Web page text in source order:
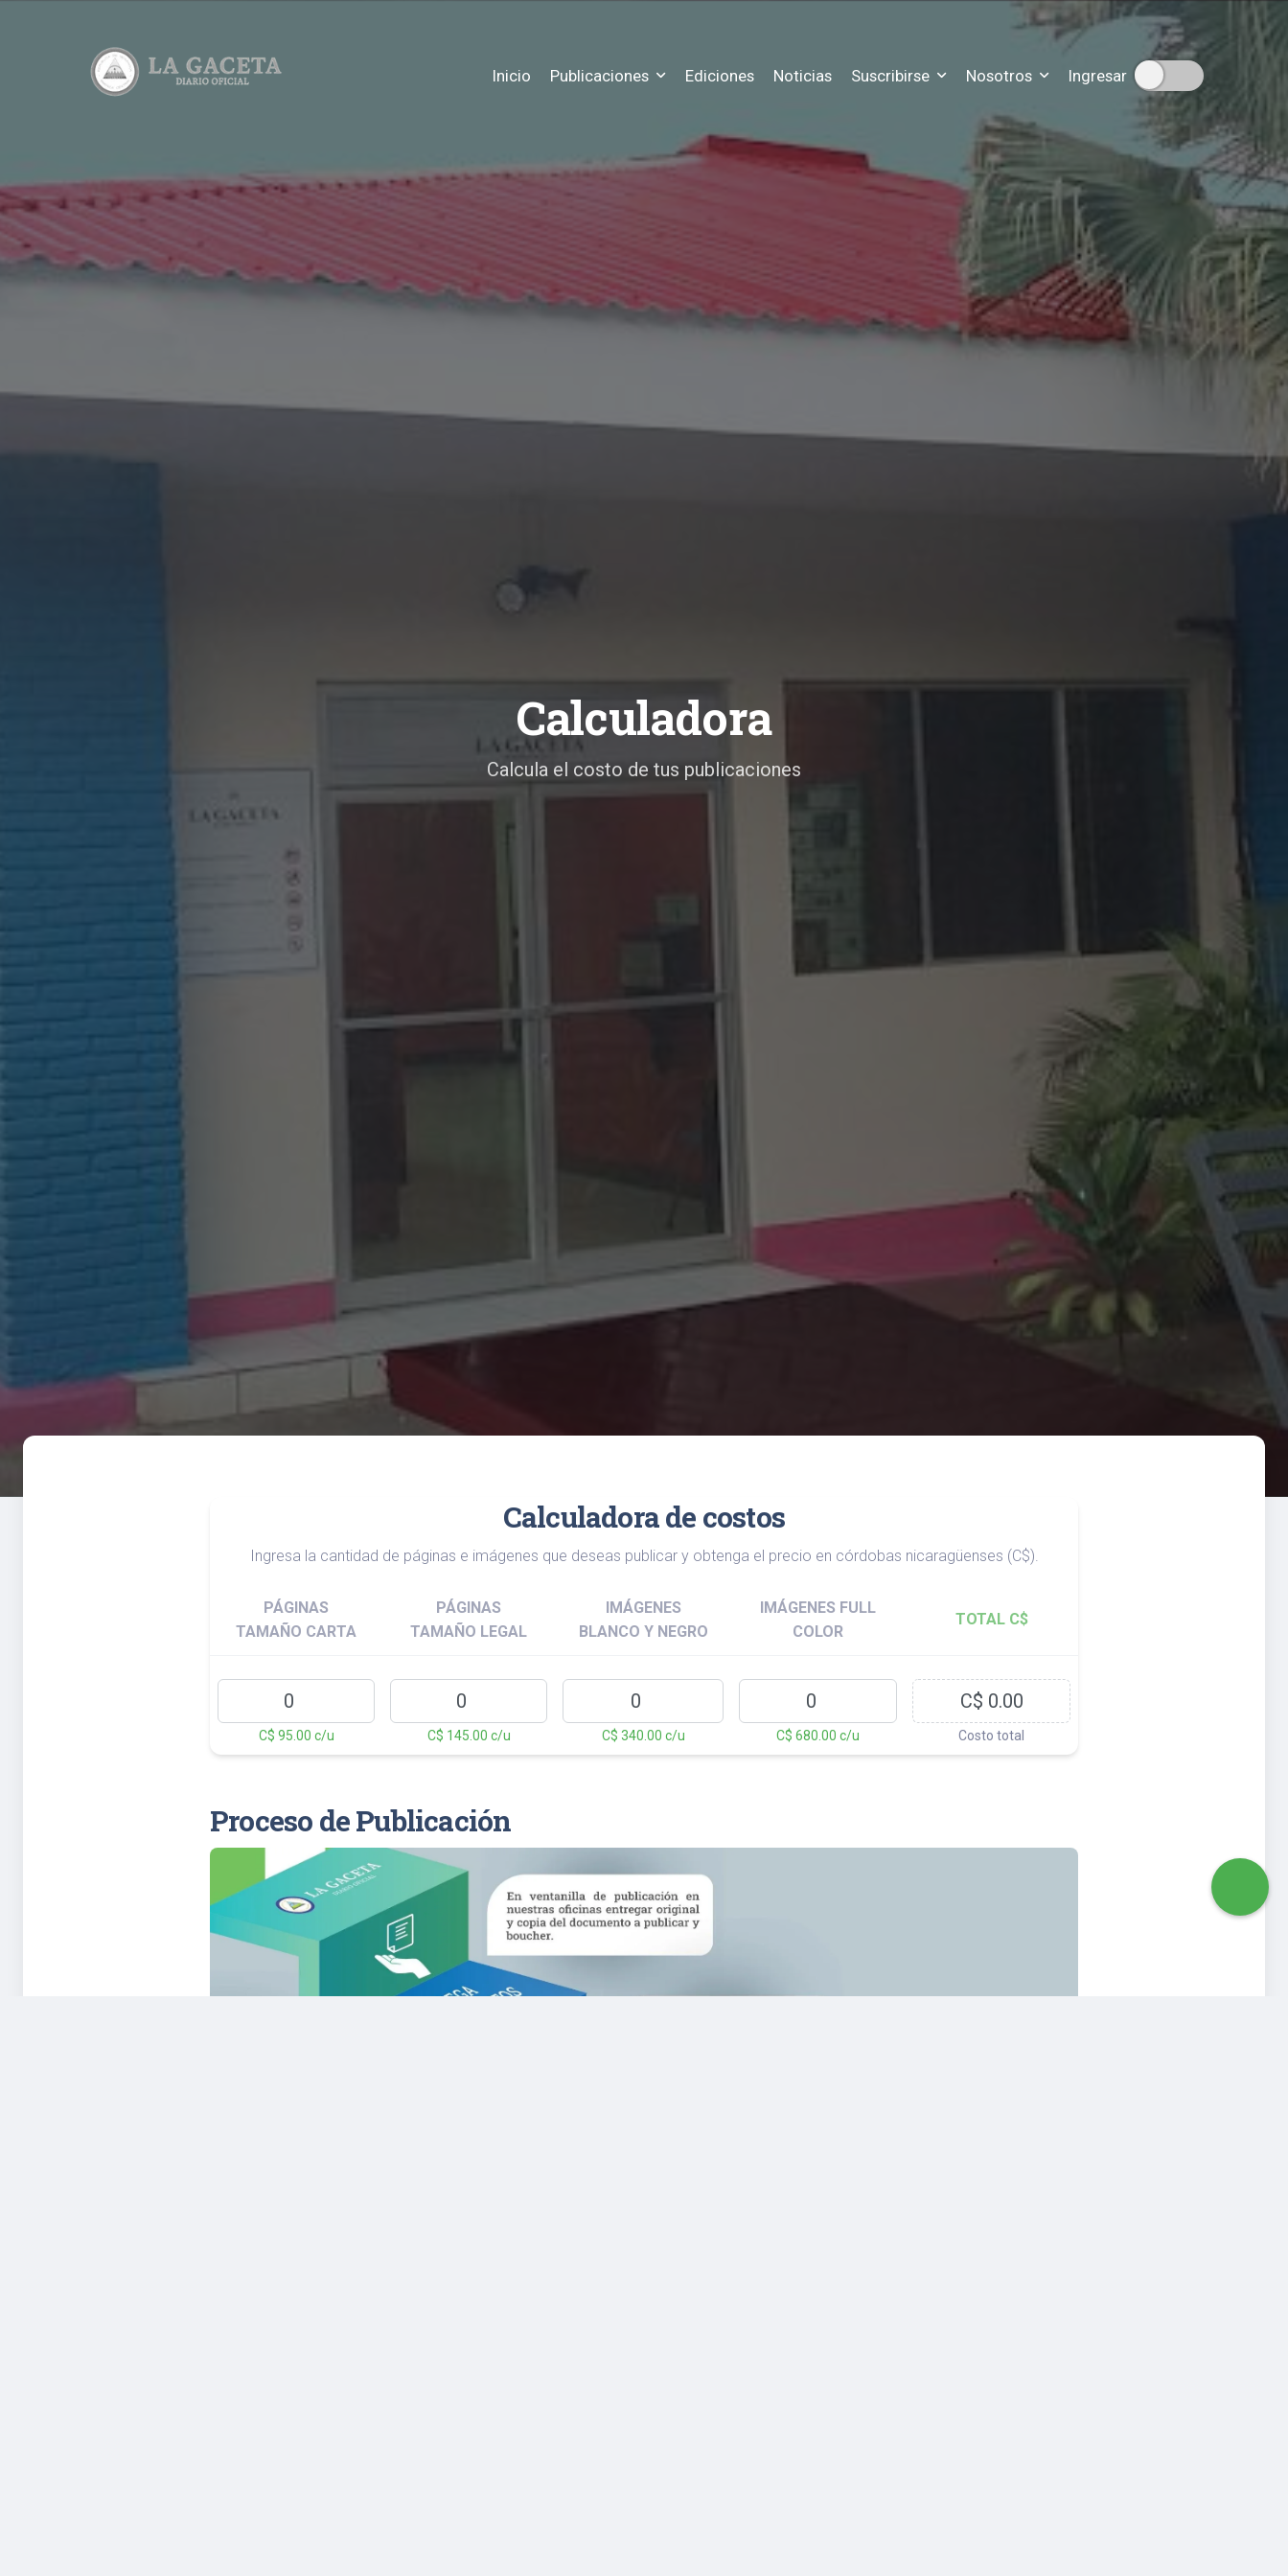
Inicio Publicaciones
Lea todas las ediciones publicadas hasta hoy
Descargables
Lea y descargue archivos gratuitos
Ediciones Noticias Suscribirse
Precios
Conoce los precios a nuestras suscripciones
Nosotros
Conozca más información sobre nuestra historia
Nuestra información para que nos contactes
Ingresar
Calculadora
Calcula el costo de tus publicaciones
Calculadora de costos
Ingresa la cantidad de páginas e imágenes que deseas publicar y obtenga el precio en córdobas nicaragüenses (C$).
PÁGINAS
TAMAÑO CARTA
PÁGINAS
TAMAÑO LEGAL
IMÁGENES
BLANCO Y NEGRO
IMÁGENES FULL
COLOR
TOTAL C$
C$ 95.00 c/u C$ 145.00 c/u C$ 340.00 c/u C$ 680.00 c/u Costo total
Proceso de Publicación